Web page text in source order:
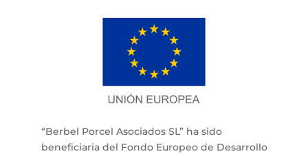
“Berbel Porcel Asociados SL” ha sido
beneficiaria del Fondo Europeo de Desarrollo